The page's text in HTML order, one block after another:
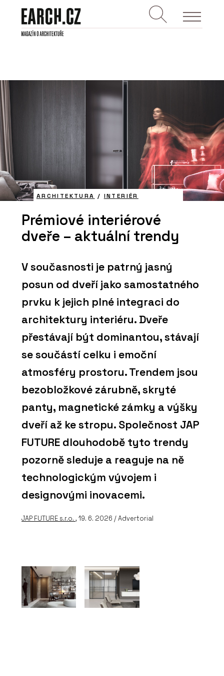
ARCHITEKTURA / INTERIÉR
Prémiové interiérové
dveře – aktuální trendy
V současnosti je patrný jasný
posun od dveří jako samostatného
prvku k jejich plné integraci do
architektury interiéru. Dveře
přestávají být dominantou, stávají
se součástí celku i emoční
atmosféry prostoru. Trendem jsou
bezobložkové zárubně, skryté
panty, magnetické zámky a výšky
dveří až ke stropu. Společnost JAP
FUTURE dlouhodobě tyto trendy
pozorně sleduje a reaguje na ně
technologickým vývojem i
designovými inovacemi.
JAP FUTURE s.r.o. , 19. 6. 2026 / Advertorial